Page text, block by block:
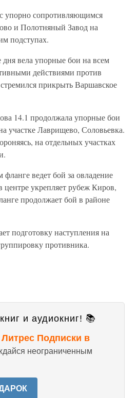
упорно сопротивляющимся
и Полотняный Завод на
подступах.
дня вела упорные бои на всем
действиями против
прикрыть Варшавское
14.1 продолжала упорные бои
участке Лаврищево, Соловьевка.
на отдельных участках
ведет бой за овладение
центре укрепляет рубеж Киров,
продолжает бой в районе
подготовку наступления на
противника.
и аудиокниг! 📚
Подписки в
неограниченным